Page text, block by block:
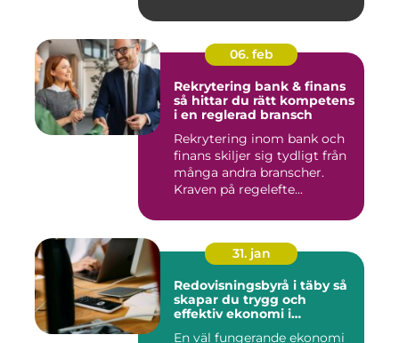
06. feb
Rekrytering bank & finans
så hittar du rätt kompetens
i en reglerad bransch
Rekrytering inom bank och
finans skiljer sig tydligt från
många andra branscher.
Kraven på regelefte...
31. jan
Redovisningsbyrå i täby så
skapar du trygg och
effektiv ekonomi i
En väl fungerande ekonomi